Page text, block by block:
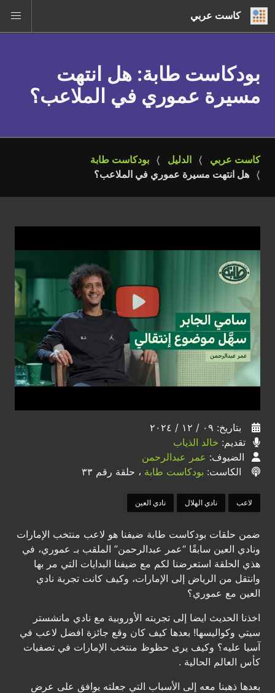
كاست عربي
بودكاست طابة: هل انتهت
مسيرة عموري في الملاعب؟
كاست عربي الدليل
بودكاست طابة
هل انتهت مسيرة عموري في الملاعب؟
بتاريخ: ٠٩ / ١٢ / ٢٠٢٤
تقديم: خالد الذياب
الضيوف: عمر عبدالرحمن
الكاست: بودكاست طابة ، حلقة رقم ٣٣
لاعب نادي الهلال نادي العين
ضمن حلقات بودكاست طابة ضيفنا هو لاعب منتخب الإمارات
ونادي العين سابقًا “عمر عبدالرحمن” الملقب بـ عموري، في
هذي الحلقة استعرضنا لكم مع ضيفنا البدايات التي مر بها
وانتقل من الرياض إلى الإمارات، وكيف كانت تجربة نادي
العين مع عموري؟
اخذنا الحديث ايضا إلى تجربته الأوروبية مع نادي مانشستر
سيتي وكواليسها! بعدها كيف كان وقع جائزة افضل لاعب في
آسيا عليه؟ وكيف يرى حظوظ منتخب الإمارات في تصفيات
كأس العالم الحالية .
بعدها ذهبنا معه إلى الأسباب التي جعلته يوافق على عرض